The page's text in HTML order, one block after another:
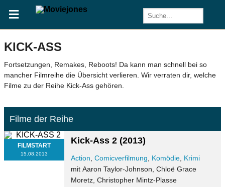
KICK-ASS
Fortsetzungen, Remakes, Reboots! Da kann man schnell bei so
mancher Filmreihe die Übersicht verlieren. Wir verraten dir, welche
Filme zu der Reihe Kick-Ass gehören.
Filme der Reihe
FILMSTART
15.08.2013
Kick-Ass 2 (2013)
Action,Comicverfilmung, Komödie, Krimi
mit Aaron Taylor-Johnson, Chloë Grace
Moretz, Christopher Mintz-Plasse